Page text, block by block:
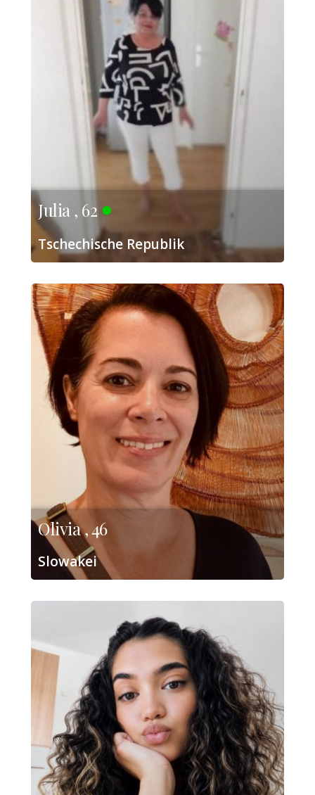
Julia , 62
Tschechische Republik
Olivia , 46
Slowakei